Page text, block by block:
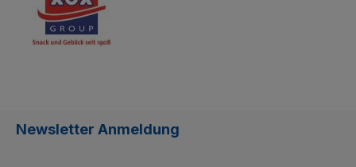
Newsletter Anmeldung